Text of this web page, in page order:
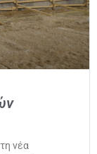
νέα